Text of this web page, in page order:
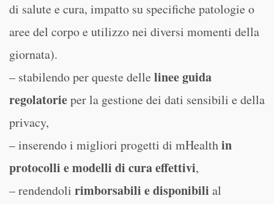
di salute e cura, impatto su specifiche patologie o
aree del corpo e utilizzo nei diversi momenti della
giornata).
– stabilendo per queste delle linee guida
regolatorieper la gestione dei dati sensibili e della
privacy,
– inserendo i migliori progetti di mHealthin
protocolli e modelli di cura effettivi,
– rendendoli rimborsabili e disponibili al